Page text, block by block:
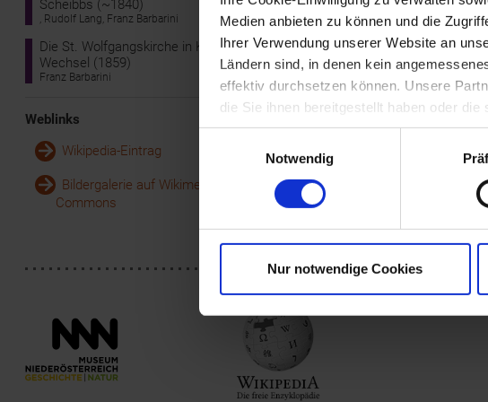
Medien anbieten zu können und die
Ihrer Verwendung unserer Website an
Ländern sind, in denen kein
effektiv durchsetzen können. Unsere
die Sie ihnen bereitgestellt haben oder
Notwendig
Nur notwendige Cookies
Kempel in Wien lieferte er
ausschließlich der
sind auf Studienreisen durch
Schweiz entstanden. Trotz
Scheibbs (~1840)
, Rudolf Lang, Franz Barbarini
Die St. Wolfgangskirche in Kirchberg am
Wechsel (1859)
Franz Barbarini
Weblinks
Wikipedia-Eintrag
Bildergalerie auf Wikimedia
Commons